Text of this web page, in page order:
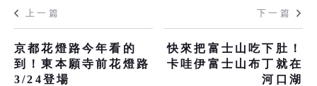
上一篇
京都花燈路今年看的
到！東本願寺前花燈路
3/24登場
下一篇
快來把富士山吃下肚！
卡哇伊富士山布丁就在
河口湖